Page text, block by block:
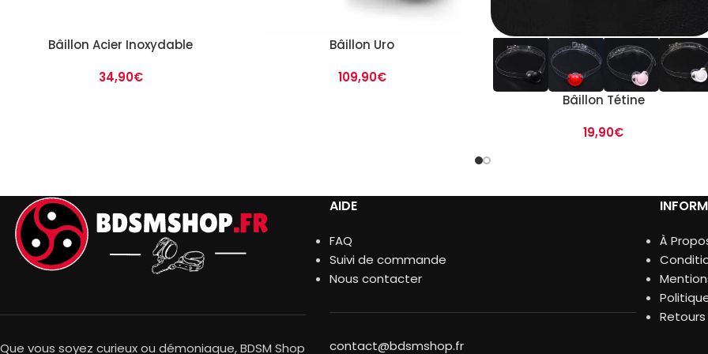
Bâillon Acier Inoxydable
34,90€
Bâillon Uro
109,90€
Bâillon Tétine
19,90€
Que vous soyez curieux ou démoniaque, BDSM Shop
AIDE
FAQ
Suivi de commande
Nous contacter
contact@bdsmshop.fr
À